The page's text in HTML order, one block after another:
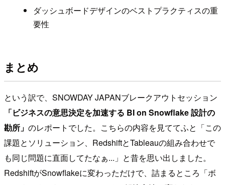
ダッシュボードデザインのベストプラクティスの重
要性
まとめ
という訳で、SNOWDAY JAPANブレークアウトセッション
「ビジネスの意思決定を加速する BI on Snowflake 設計の
勘所」 のレポートでした。こちらの内容を見ててふと「この
課題とソリューション、RedshiftとTableauの組み合わせで
も同じ問題に直面してたなぁ...」と昔を思い出しました。
RedshiftがSnowflakeに変わっただけで、詰まるところ「ボ